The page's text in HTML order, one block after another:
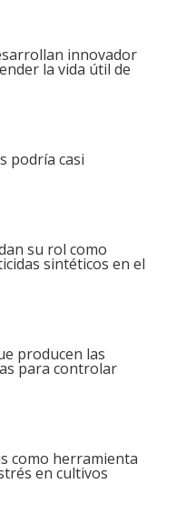
innovador
la vida útil de
podría casi
su rol como
sintéticos en el
producen las
para controlar
como herramienta
en cultivos